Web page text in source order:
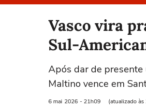
Vasco vira
Sul-
Após dar de presente
Maltino vence em
6 mai 2026 - 21h09 (atualizado